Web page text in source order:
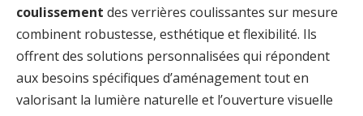
coulissement des verrières coulissantes sur mesure
combinent robustesse, esthétique et flexibilité. Ils
offrent des solutions personnalisées qui répondent
aux besoins spécifiques d’aménagement tout en
valorisant la lumière naturelle et l’ouverture visuelle